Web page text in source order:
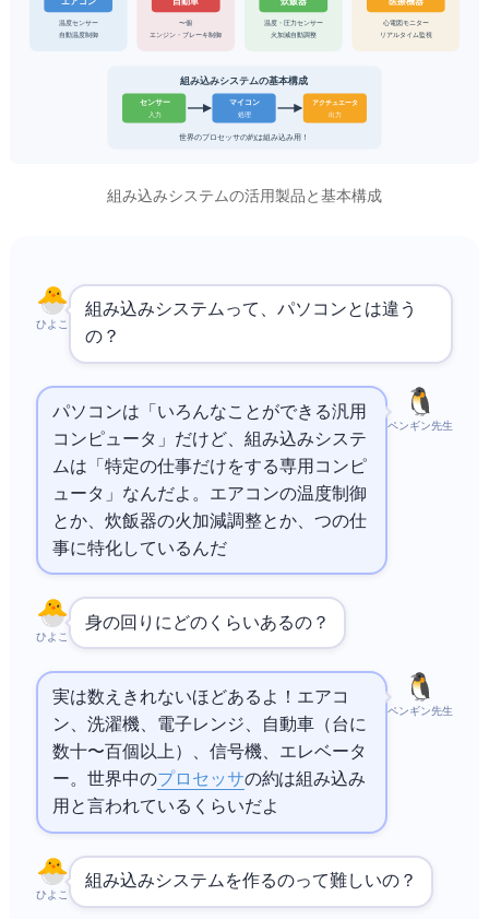
エアコン
温度センサー
自動温度制御
ECU 50〜100個
エンジン・ブレーキ制御
温度・圧力センサー
火加減自動調整
心電図モニター
リアルタイム監視
組み込みシステムの基本構成
センサー
入力
マイコン
処理
アクチュエータ
出力
世界のプロセッサの約98%は組み込み用！
組み込みシステムの活用製品と基本構成
ひよこ
組み込みシステムって、パソコンとは違う
の？
ペンギン先生
パソコンは「いろんなことができる汎用
コンピュータ」だけど、組み込みシステ
ムは「特定の仕事だけをする専用コンピ
ュータ」なんだよ。エアコンの温度制御
とか、炊飯器の火加減調整とか、1つの仕
事に特化しているんだ
ひよこ
身の回りにどのくらいあるの？
ペンギン先生
実は数えきれないほどあるよ！エアコ
ン、洗濯機、電子レンジ、自動車（1台に
数十〜百個以上）、信号機、エレベータ
ー…。世界中のプロセッサの約98%は組み込み
用と言われているくらいだよ
ひよこ
組み込みシステムを作るのって難しいの？